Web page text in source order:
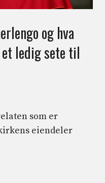
og hva
ledig sete til
som er
eiendeler